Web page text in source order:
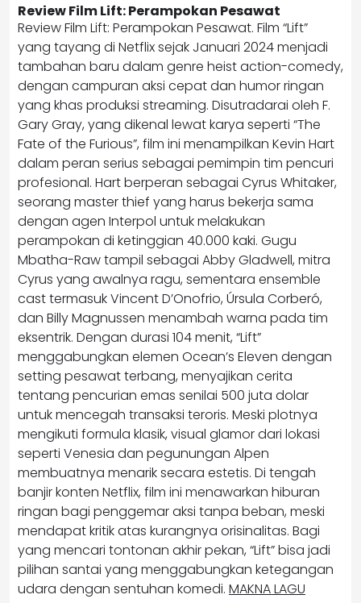
Review Film Lift: Perampokan Pesawat
Review Film Lift: Perampokan Pesawat. Film “Lift”
yang tayang di Netflix sejak Januari 2024 menjadi
tambahan baru dalam genre heist action-comedy,
dengan campuran aksi cepat dan humor ringan
yang khas produksi streaming. Disutradarai oleh F.
Gary Gray, yang dikenal lewat karya seperti “The
Fate of the Furious”, film ini menampilkan Kevin Hart
dalam peran serius sebagai pemimpin tim pencuri
profesional. Hart berperan sebagai Cyrus Whitaker,
seorang master thief yang harus bekerja sama
dengan agen Interpol untuk melakukan
perampokan di ketinggian 40.000 kaki. Gugu
Mbatha-Raw tampil sebagai Abby Gladwell, mitra
Cyrus yang awalnya ragu, sementara ensemble
cast termasuk Vincent D’Onofrio, Úrsula Corberó,
dan Billy Magnussen menambah warna pada tim
eksentrik. Dengan durasi 104 menit, “Lift”
menggabungkan elemen Ocean’s Eleven dengan
setting pesawat terbang, menyajikan cerita
tentang pencurian emas senilai 500 juta dolar
untuk mencegah transaksi teroris. Meski plotnya
mengikuti formula klasik, visual glamor dari lokasi
seperti Venesia dan pegunungan Alpen
membuatnya menarik secara estetis. Di tengah
banjir konten Netflix, film ini menawarkan hiburan
ringan bagi penggemar aksi tanpa beban, meski
mendapat kritik atas kurangnya orisinalitas. Bagi
yang mencari tontonan akhir pekan, “Lift” bisa jadi
pilihan santai yang menggabungkan ketegangan
udara dengan sentuhan komedi. MAKNA LAGU